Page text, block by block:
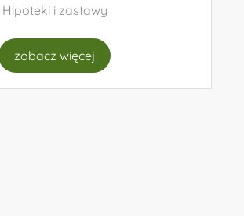
dyskryminację
zobacz więcej